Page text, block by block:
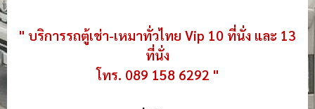
" บริการรถตู้เช่า-เหมาทั่วไทย Vip 10 ที่นั่ง และ 13
ที่นั่ง
โทร. 089 158 6292 "